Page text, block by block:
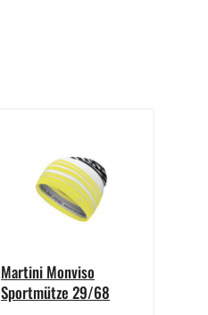
Martini Monviso
Sportmütze 29/68